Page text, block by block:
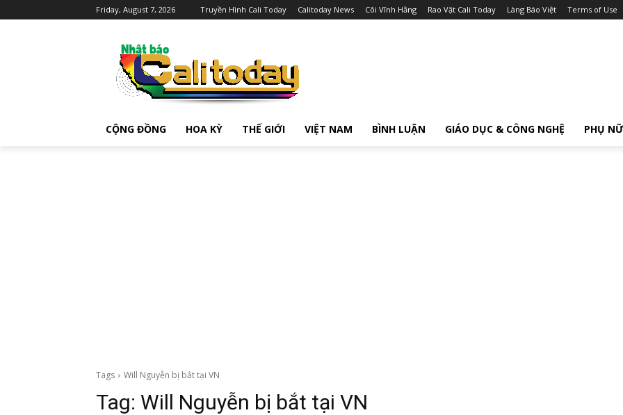
Friday, August 7, 2026 Truyền Hình Cali Today Calitoday News Cõi Vĩnh Hằng Rao Vặt Cali Today Làng Báo Việt Terms of Use
CỘNG ĐỒNG HOA KỲ THẾ GIỚI VIỆT NAM BÌNH LUẬN GIÁO DỤC & CÔNG NGHỆ PHỤ NỮ
Tags Will Nguyễn bị bắt tại VN
Tag: Will Nguyễn bị bắt tại VN